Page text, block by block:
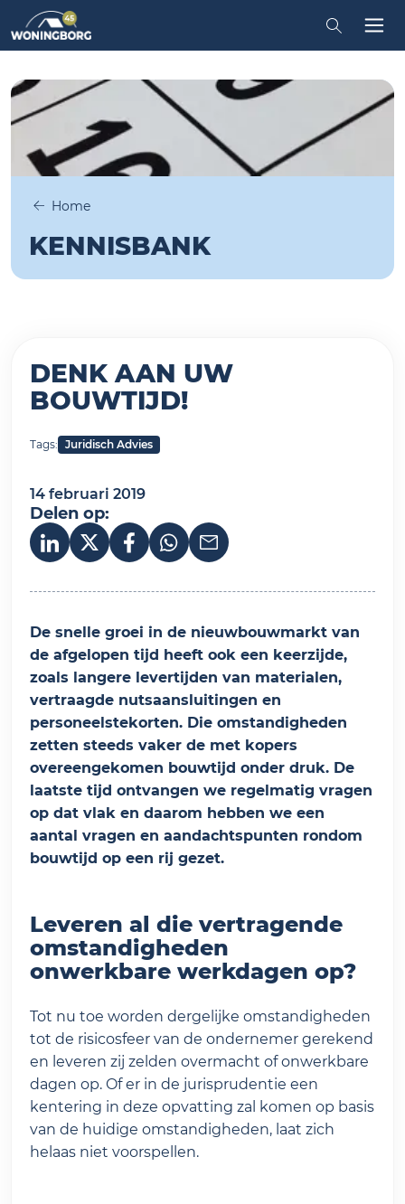
Zoeken
Home
KENNISBANK
DENK AAN UW
BOUWTIJD!
Tags: Juridisch Advies
14 februari 2019
Delen op:
Deel op LinkedIn
De snelle groei in de nieuwbouwmarkt van
de afgelopen tijd heeft ook een keerzijde,
zoals langere levertijden van materialen,
vertraagde nutsaansluitingen en
personeelstekorten. Die omstandigheden
zetten steeds vaker de met kopers
overeengekomen bouwtijd onder druk. De
laatste tijd ontvangen we regelmatig vragen
op dat vlak en daarom hebben we een
aantal vragen en aandachtspunten rondom
bouwtijd op een rij gezet.
Leveren al die vertragende
omstandigheden
onwerkbare werkdagen op?
Tot nu toe worden dergelijke omstandigheden
tot de risicosfeer van de ondernemer gerekend
en leveren zij zelden overmacht of onwerkbare
dagen op. Of er in de jurisprudentie een
kentering in deze opvatting zal komen op basis
van de huidige omstandigheden, laat zich
helaas niet voorspellen.